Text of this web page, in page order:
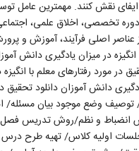
ایفای نقش کنند. مهمترین عامل
تخصصی، اخلاق علمی،
اصلی فرآیند، آموزش و
در میزان یادگیری دانش
در مورد رفتارهای معلم با
دانش آموزان دانلود تحقیق
توصیف وضع موجود بیان
انضباط و نظم/روش تدریس
اولیه کلاس/ تهیه طرح